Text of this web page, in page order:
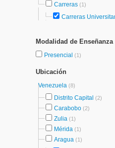
Carreras (1)
Carreras
Modalidad de Enseñanza
Presencial (1)
Ubicación
Venezuela (8)
Distrito Capital (2)
Carabobo (2)
Zulia (1)
Mérida (1)
Aragua (1)